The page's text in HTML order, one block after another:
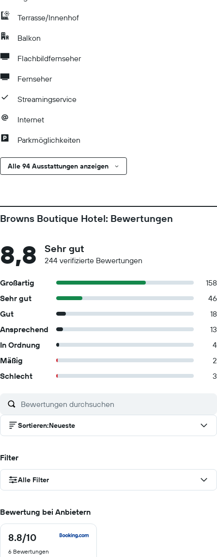
Terrasse/Innenhof
Balkon
Flachbildfernseher
Fernseher
Streamingservice
Internet
Parkmöglichkeiten
Alle 94 Ausstattungen anzeigen
Browns Boutique Hotel: Bewertungen
8,8 Sehr gut
244 verifizierte Bewertungen
Großartig
158
Sehr gut
46
Gut
18
Ansprechend
13
In Ordnung
4
Mäßig
2
Schlecht
3
Sortieren:Neueste
Filter
Alle Filter
Bewertung bei Anbietern
8.8/10
8.8
10
6 Bewertungen